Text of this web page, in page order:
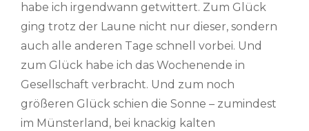
habe ich irgendwann getwittert. Zum Glück
ging trotz der Laune nicht nur dieser, sondern
auch alle anderen Tage schnell vorbei. Und
zum Glück habe ich das Wochenende in
Gesellschaft verbracht. Und zum noch
größeren Glück schien die Sonne – zumindest
im Münsterland, bei knackig kalten